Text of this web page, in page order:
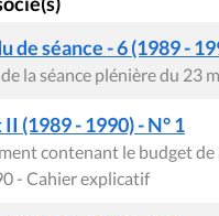
de séance - 6 (1989 -
la séance plénière du 23
(1989 - 1990) - N° 1
contenant le budget
- Cahier explicatif